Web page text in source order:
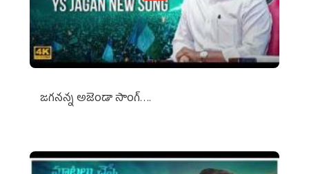
జగనన్న అజెండా సాంగ్….